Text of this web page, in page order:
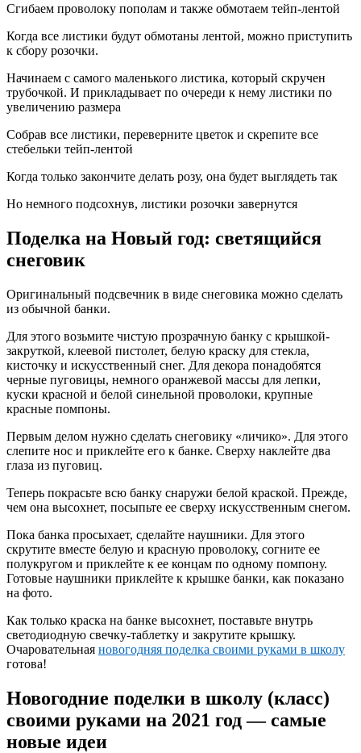
Сгибаем проволоку пополам и также обмотаем тейп-лентой
Когда все листики будут обмотаны лентой, можно приступить
к сбору розочки.
Начинаем с самого маленького листика, который скручен
трубочкой. И прикладывает по очереди к нему листики по
увеличению размера
Собрав все листики, переверните цветок и скрепите все
стебельки тейп-лентой
Когда только закончите делать розу, она будет выглядеть так
Но немного подсохнув, листики розочки завернутся
Поделка на Новый год: светящийся
снеговик
Оригинальный подсвечник в виде снеговика можно сделать
из обычной банки.
Для этого возьмите чистую прозрачную банку с крышкой-
закруткой, клеевой пистолет, белую краску для стекла,
кисточку и искусственный снег. Для декора понадобятся
черные пуговицы, немного оранжевой массы для лепки,
куски красной и белой синельной проволоки, крупные
красные помпоны.
Первым делом нужно сделать снеговику «личико». Для этого
слепите нос и приклейте его к банке. Сверху наклейте два
глаза из пуговиц.
Теперь покрасьте всю банку снаружи белой краской. Прежде,
чем она высохнет, посыпьте ее сверху искусственным снегом.
Пока банка просыхает, сделайте наушники. Для этого
скрутите вместе белую и красную проволоку, согните ее
полукругом и приклейте к ее концам по одному помпону.
Готовые наушники приклейте к крышке банки, как показано
на фото.
Как только краска на банке высохнет, поставьте внутрь
светодиодную свечку-таблетку и закрутите крышку.
Очаровательная новогодняя поделка своими руками в школу
готова!
Новогодние поделки в школу (класс)
своими руками на 2021 год — самые
новые идеи